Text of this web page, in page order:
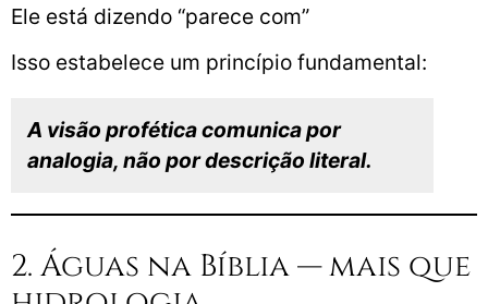
Ele está dizendo “parece com”
Isso estabelece um princípio fundamental:
A visão profética comunica por
analogia, não por descrição literal.
2. Águas na Bíblia — mais que